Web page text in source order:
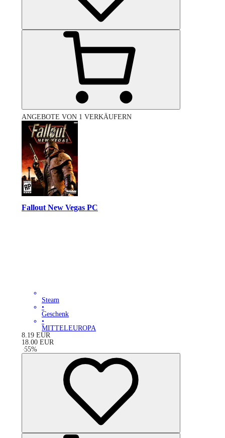
ANGEBOTE VON 1 VERKÄUFERN
Fallout New Vegas PC
Steam
•
Geschenk
•
MITTELEUROPA
8.19 EUR
18.00 EUR
-55%